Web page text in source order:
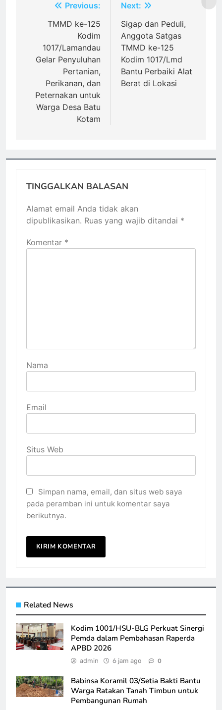
NavigasiPrevious:
TMMD ke-125
Kodim
1017/Lamandau
Gelar Penyuluhan
Pertanian,
Perikanan, dan
Peternakan untuk
Warga Desa Batu
Kotam
Next:
Sigap dan Peduli,
Anggota Satgas
TMMD ke-125
Kodim 1017/Lmd
Bantu Perbaiki Alat
Berat di Lokasi
TINGGALKAN BALASAN
Alamat email Anda tidak akan
dipublikasikan. Ruas yang wajib ditandai *
Komentar *
Nama
Email
Situs Web
Simpan nama, email, dan situs web saya
pada peramban ini untuk komentar saya
berikutnya.
Related News
Kodim 1001/HSU-BLG Perkuat Sinergi
Pemda dalam Pembahasan Raperda
APBD 2026
admin 6 jam ago 0
Babinsa Koramil 03/Setia Bakti Bantu
Warga Ratakan Tanah Timbun untuk
Pembangunan Rumah